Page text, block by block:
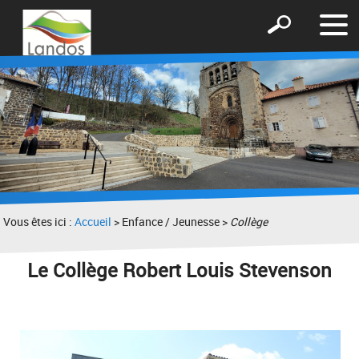
le
Afficher
formulaire
de
recherche
Vous êtes ici :Accueil > Enfance / Jeunesse > Collège
Le Collège Robert Louis Stevenson